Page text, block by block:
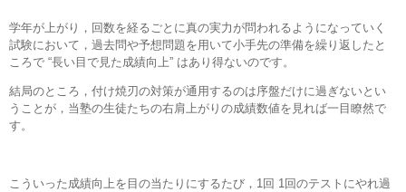
学年が上がり，回数を経るごとに真の実力が問われるようになっていく
試験において，過去問や予想問題を用いて小手先の準備を繰り返したと
ころで “長い目で見た成績向上” はあり得ないのです。
結局のところ，付け焼刃の対策が通用するのは序盤だけに過ぎないとい
うことが，当塾の生徒たちの右肩上がりの成績数値を見れば一目瞭然で
す。
こういった成績向上を目の当たりにするたび，1回 1回のテストにやれ過